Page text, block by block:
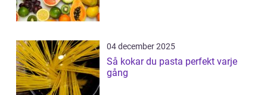
04 december 2025
Så kokar du pasta perfekt varje
gång